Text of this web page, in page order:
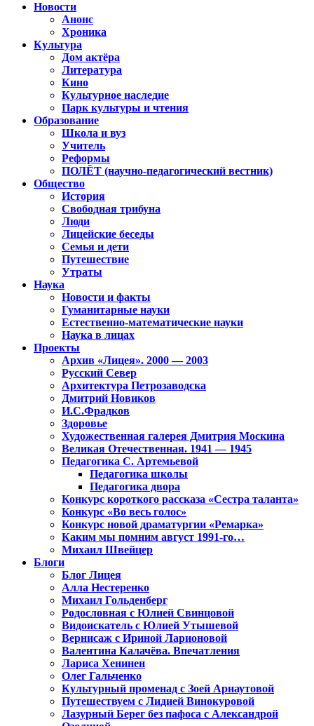
Новости
Анонс
Хроника
Культура
Дом актёра
Литература
Кино
Культурное наследие
Парк культуры и чтения
Образование
Школа и вуз
Учитель
Реформы
ПОЛЁТ (научно-педагогический вестник)
Общество
История
Свободная трибуна
Люди
Лицейские беседы
Семья и дети
Путешествие
Утраты
Наука
Новости и факты
Гуманитарные науки
Естественно-математические науки
Наука в лицах
Проекты
Архив «Лицея». 2000 — 2003
Русский Север
Архитектура Петрозаводска
Дмитрий Новиков
И.С.Фрадков
Здоровье
Художественная галерея Дмитрия Москина
Великая Отечественная. 1941 — 1945
Педагогика С. Артемьевой
Педагогика школы
Педагогика двора
Конкурс короткого рассказа «Сестра таланта»
Конкурс «Во весь голос»
Конкурс новой драматургии «Ремарка»
Каким мы помним август 1991-го…
Михаил Швейцер
Блоги
Блог Лицея
Алла Нестеренко
Михаил Гольденберг
Родословная с Юлией Свинцовой
Видоискатель с Юлией Утышевой
Вернисаж с Ириной Ларионовой
Валентина Калачёва. Впечатления
Лариса Хенинен
Олег Гальченко
Культурный променад с Зоей Арнаутовой
Путешествуем с Лидией Винокуровой
Лазурный Берег без пафоса с Александрой